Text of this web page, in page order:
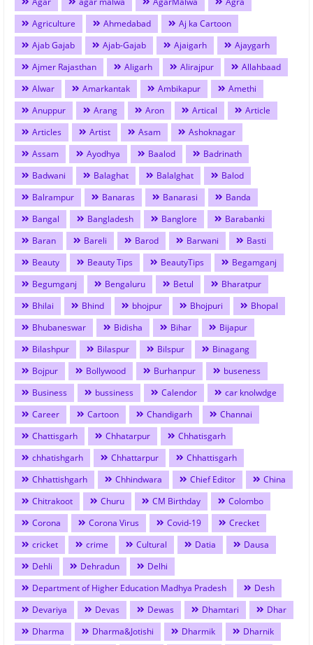
Agriculture
Ahmedabad
Aj ka Cartoon
Ajab Gajab
Ajab-Gajab Ajaigarh
Ajaygarh
Ajmer Rajasthan
Aligarh Alirajpur
Allahbaad
Alwar
Amarkantak Ambikapur
Amethi
Anuppur
Arang Aron Artical
Article
Articles
Artist Asam
Ashoknagar
Assam
Ayodhya Baalod
Badrinath
Badwani
Balaghat Balalghat
Balod
Balrampur
Banaras Banarasi
Banda
Bangal
Bangladesh Banglore
Barabanki
Baran
Bareli Barod Barwani
Basti
Beauty
Beauty Tips BeautyTips
Begamganj
Begumganj
Bengaluru Betul
Bharatpur
Bhilai
Bhind bhojpur Bhojpuri
Bhopal
Bhubaneswar
Bidisha Bihar
Bijapur
Bilashpur
Bilaspur Bilspur
Binagang
Bojpur
Bollywood Burhanpur
buseness
Business
bussiness Calendor
car knolwdge
Career
Cartoon Chandigarh
Channai
Chattisgarh
Chhatarpur
Chhatisgarh
chhatishgarh
Chhattarpur
Chhattisgarh
Chhattishgarh
Chhindwara Chief Editor
China
Chitrakoot
Churu CM Birthday
Colombo
Corona
Corona Virus Covid-19
Crecket
cricket
crime Cultural Datia
Dausa
Dehli
Dehradun
Delhi
Department of Higher Education Madhya Pradesh
Desh
Devariya
Devas Dewas Dhamtari
Dhar
Dharma
Dharma&Jotishi Dharmik Dharnik